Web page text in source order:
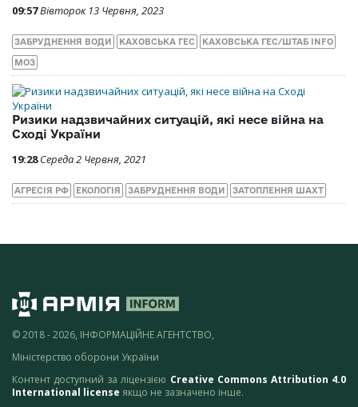
09:57Вівторок 13 Червня, 2023
ЗАБРУДНЕННЯ ВОДИ КАХОВСЬКА ГЕС КАХОВСЬКА ГЕС/ШТАБ INFO
МОЗ
Ризики надзвичайних ситуацій, які несе війна на
Сході України
19:28 Середа 2 Червня, 2021
АГРЕСІЯ РФ ЕКОЛОГІЯ ЗАБРУДНЕННЯ ВОДИ ЗАТОПЛЕННЯ ШАХТ
© 2018 - 2026, ІНФОРМАЦІЙНЕ АГЕНТСТВО,
Міністерство оборони України
Контент доступний за ліцензією Creative Commons Attribution 4.0
International license якщо не зазначено інше.